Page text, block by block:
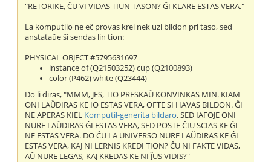
"RETORIKE, ĈU VI VIDAS TIUN TASON? ĜI KLARE ESTAS VERA."
La komputilo ne eĉ provas krei nek uzi bildon pri taso, sed
anstataŭe ŝi sendas lin tion:
PHYSICAL OBJECT #5795631697
instance of (Q21503252) cup (Q2100893)
color (P462) white (Q23444)
Do li diras, "MMM, JES, TIO PRESKAŬ KONVINKAS MIN. KIAM
ONI LAŬDIRAS KE IO ESTAS VERA, OFTE SI HAVAS BILDON. ĜI
NE APERAS KIEL Komputil-generita bildaro. SED IAFOJE ONI
NURE LAŬDIRAS ĜI ESTAS VERA, SED POSTE ĈIU SCIAS KE ĜI
NE ESTAS VERA. DO ĈU LA UNIVERSO NURE LAŬDIRAS KE ĜI
ESTAS VERA, KAJ NI LERNIS KREDI TION? ĈU NI FAKTE VIDAS,
AŬ NURE LEGAS, KAJ KREDAS KE NI ĴUS VIDIS?"